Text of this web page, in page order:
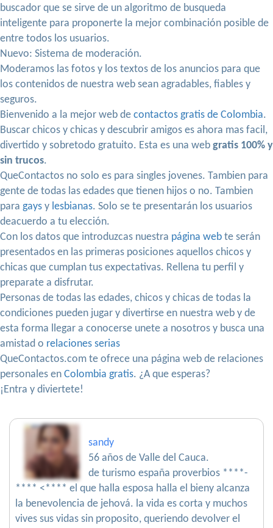
buscador que se sirve de un algoritmo de busqueda
inteligente para proponerte la mejor combinación posible de
entre todos los usuarios.
Nuevo: Sistema de moderación.
Moderamos las fotos y los textos de los anuncios para que
los contenidos de nuestra web sean agradables, fiables y
seguros.
Bienvenido a la mejor web de contactos gratis de Colombia.
Buscar chicos y chicas y descubrir amigos es ahora mas facil,
divertido y sobretodo gratuito. Esta es una web gratis 100% y
sin trucos.
QueContactos no solo es para singles jovenes. Tambien para
gente de todas las edades que tienen hijos o no. Tambien
para gays y lesbianas. Solo se te presentarán los usuarios
deacuerdo a tu elección.
Con los datos que introduzcas nuestra página web te serán
presentados en las primeras posiciones aquellos chicos y
chicas que cumplan tus expectativas. Rellena tu perfil y
preparate a disfrutar.
Personas de todas las edades, chicos y chicas de todas la
condiciones pueden jugar y divertirse en nuestra web y de
esta forma llegar a conocerse unete a nosotros y busca una
amistad o relaciones serias
QueContactos.com te ofrece una página web de relaciones
personales en Colombia gratis. ¿A que esperas?
¡Entra y diviertete!
sandy
56 años de Valle del Cauca.
de turismo españa proverbios ****-
**** <**** el que halla esposa halla el bieny alcanza
la benevolencia de jehová. la vida es corta y muchos
vives sus vidas sin proposito, queriendo devolver el